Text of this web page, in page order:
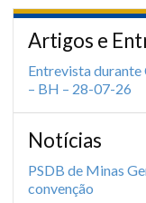
Artigos e
Entrevista durante
– BH – 28-07-26
Notícias
PSDB de Minas
convenção